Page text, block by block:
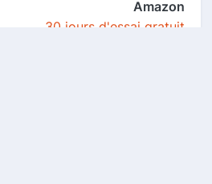
Amazon
30 jours d'essai gratuit